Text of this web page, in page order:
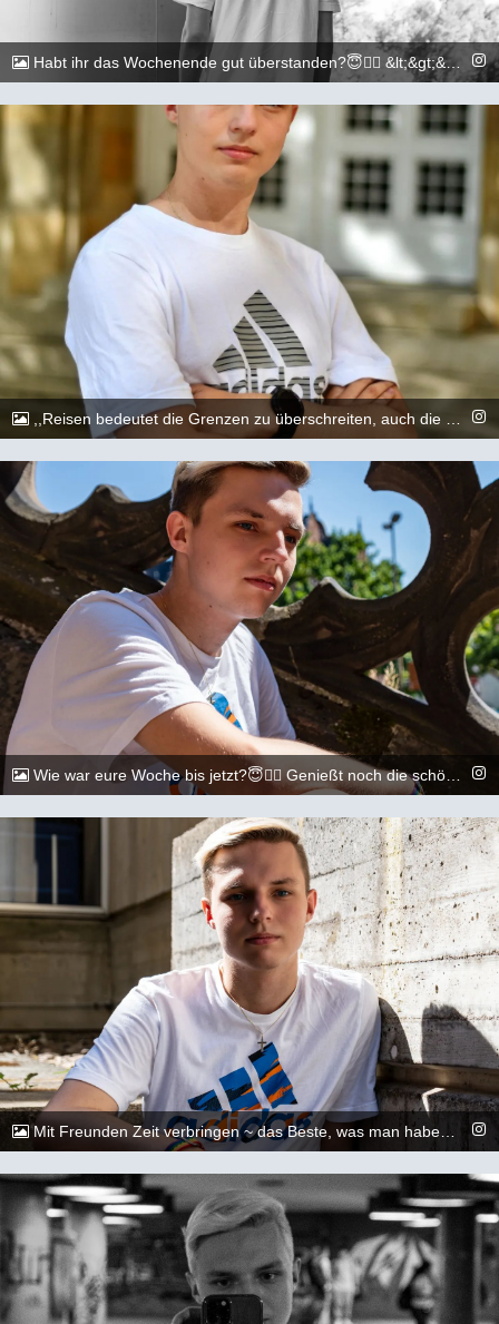
Habt ihr das Wochenende gut überstanden?😇🏳️‍🌈 &lt;&gt;&lt;&gt;&lt;&gt;&lt;&gt;&lt;&gt;&lt;&gt;&lt;&gt;&lt;&gt;&lt;&gt;&lt;&gt; 📷: @dylan.maikel &lt;&gt;&lt;&gt;&lt;&gt;&lt;&gt;&lt;&gt;&lt;&gt;&lt;&gt;&lt;&gt;&lt;&gt;&lt;&gt; #gay #lgbtq #Köln #Cologne #german #berlin #boy #marburg #gaylove #eisenach #Kassel #Düsseldorf #Duesseldorf #shooting #summer #summertime #travel #sun #pride #loveislove #gayboy
,,Reisen bedeutet die Grenzen zu überschreiten, auch die eigenen&quot; Und damit euch ein schönes Wochenende 😇 &lt;&gt;&lt;&gt;&lt;&gt;&lt;&gt;&lt;&gt;&lt;&gt;&lt;&gt;&lt;&gt;&lt;&gt;&lt;&gt; 📷: @artdescription_photography &lt;&gt;&lt;&gt;&lt;&gt;&lt;&gt;&lt;&gt;&lt;&gt;&lt;&gt;&lt;&gt;&lt;&gt;&lt;&gt; #gay #lgbtq #Köln #Cologne #german #berlin #boy #marburg #gaylove #eisenach #shooting #summer #summertime #travel #sun #pride #loveislove #gayboy
26. August 2022
Wie war eure Woche bis jetzt?😇🏳️‍🌈 Genießt noch die schönen restlichen Sommertage.😇 &lt;&gt;&lt;&gt;&lt;&gt;&lt;&gt;&lt;&gt;&lt;&gt;&lt;&gt;&lt;&gt;&lt;&gt;&lt;&gt; 📷: @dylan.maikel &lt;&gt;&lt;&gt;&lt;&gt;&lt;&gt;&lt;&gt;&lt;&gt;&lt;&gt;&lt;&gt;&lt;&gt;&lt;&gt; #gay #lgbtq #Köln #Cologne #german #berlin #boy #marburg #gaylove #eisenach #shooting #summer #summertime #travel #sun #pride #loveislove #gayboy
23. August 2022
Mit Freunden Zeit verbringen ~ das Beste, was man haben kann😇🏳️‍🌈 &lt;&gt;&lt;&gt;&lt;&gt;&lt;&gt;&lt;&gt;&lt;&gt;&lt;&gt;&lt;&gt;&lt;&gt;&lt;&gt; 📷: @dylan.maikel &lt;&gt;&lt;&gt;&lt;&gt;&lt;&gt;&lt;&gt;&lt;&gt;&lt;&gt;&lt;&gt;&lt;&gt;&lt;&gt; #gay #lgbtq #Köln #Cologne #german #berlin #boy #marburg #gaylove #eisenach #shooting #summer #summertime #travel #sun #pride #loveislove #gayboy
20. August 2022